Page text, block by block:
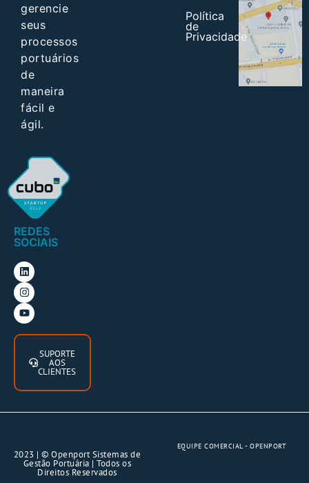
gerencie
seus
processos
portuários
de
maneira
fácil e
ágil.
REDES
SOCIAIS
SUPORTE
AOS
CLIENTES
Política
de
Privacidade
2023 | © Openport Sistemas de
Gestão Portuária | Todos os
Direitos Reservados
EQUIPE COMERCIAL - OPENPORT